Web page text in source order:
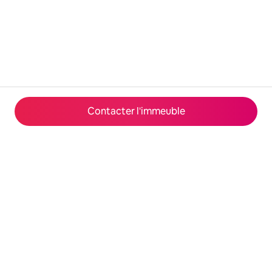
Contacter l'immeuble